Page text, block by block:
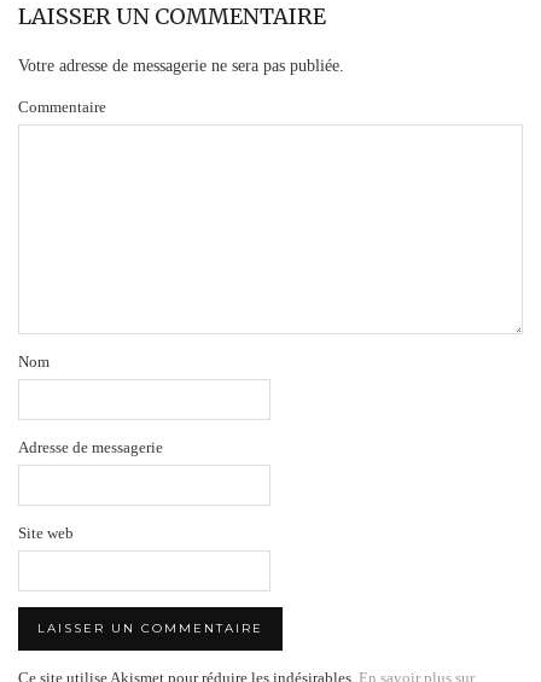
LAISSER UN COMMENTAIRE
Votre adresse de messagerie ne sera pas publiée.
Commentaire
Nom
Adresse de messagerie
Site web
Ce site utilise Akismet pour réduire les indésirables. En savoir plus sur